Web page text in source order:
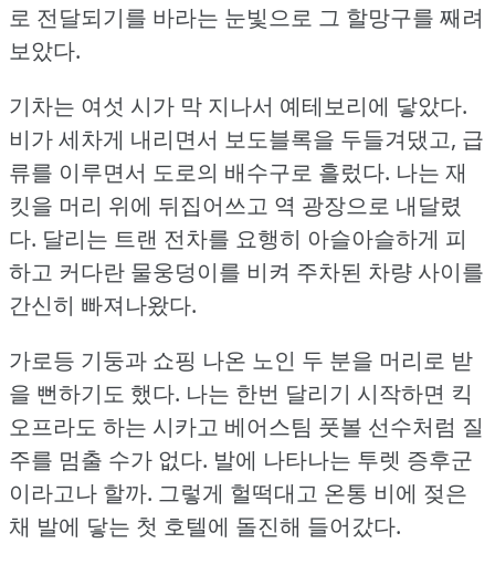
로 전달되기를 바라는 눈빛으로 그 할망구를 째려
보았다.
기차는 여섯 시가 막 지나서 예테보리에 닿았다.
비가 세차게 내리면서 보도블록을 두들겨댔고, 급
류를 이루면서 도로의 배수구로 흘렀다. 나는 재
킷을 머리 위에 뒤집어쓰고 역 광장으로 내달렸
다. 달리는 트랜 전차를 요행히 아슬아슬하게 피
하고 커다란 물웅덩이를 비켜 주차된 차량 사이를
간신히 빠져나왔다.
가로등 기둥과 쇼핑 나온 노인 두 분을 머리로 받
을 뻔하기도 했다. 나는 한번 달리기 시작하면 킥
오프라도 하는 시카고 베어스팀 풋볼 선수처럼 질
주를 멈출 수가 없다. 발에 나타나는 투렛 증후군
이라고나 할까. 그렇게 헐떡대고 온통 비에 젖은
채 발에 닿는 첫 호텔에 돌진해 들어갔다.